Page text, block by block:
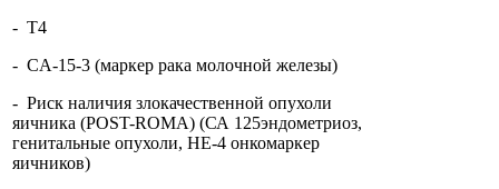
- Т4
- CА-15-3 (маркер рака молочной железы)
- Риск наличия злокачественной опухоли
яичника (POST-ROMA) (СА 125эндометриоз,
генитальные опухоли, НЕ-4 онкомаркер
яичников)